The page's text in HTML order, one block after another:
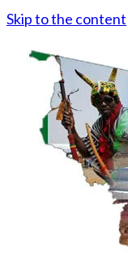
Skip to the content